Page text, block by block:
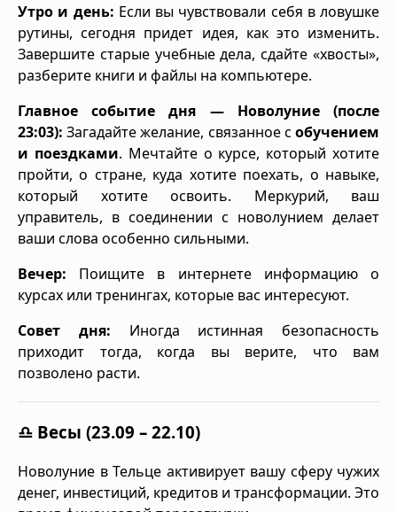
Утро и день: Если вы чувствовали себя в ловушке
рутины, сегодня придет идея, как это изменить.
Завершите старые учебные дела, сдайте «хвосты»,
разберите книги и файлы на компьютере.
Главное событие дня — Новолуние (после
23:03): Загадайте желание, связанное с обучением
и поездками. Мечтайте о курсе, который хотите
пройти, о стране, куда хотите поехать, о навыке,
который хотите освоить. Меркурий, ваш
управитель, в соединении с новолунием делает
ваши слова особенно сильными.
Вечер: Поищите в интернете информацию о
курсах или тренингах, которые вас интересуют.
Совет дня: Иногда истинная безопасность
приходит тогда, когда вы верите, что вам
позволено расти.
♎ Весы (23.09 – 22.10)
Новолуние в Тельце активирует вашу сферу чужих
денег, инвестиций, кредитов и трансформации. Это